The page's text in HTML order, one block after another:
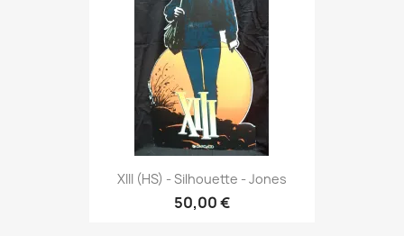
XIII (HS) - Silhouette - Jones
50,00 €